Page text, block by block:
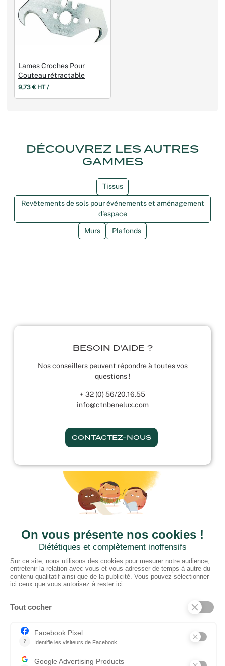
Lames Croches Pour
Couteau rétractable
9,73 € HT /
DÉCOUVREZ LES AUTRES
GAMMES
Tissus
Revêtements de sols pour événements et aménagement
d'espace
Murs Plafonds
BESOIN D'AIDE ?
Nos conseillers peuvent répondre à toutes vos
questions !
+ 32 (0) 56/20.16.55
info@ctnbenelux.com
CONTACTEZ-NOUS
‘t Hoge 116 - 8500 KORTRIJK – B
info@ctnbenelux.com